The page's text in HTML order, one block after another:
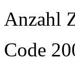
Anzahl
Code